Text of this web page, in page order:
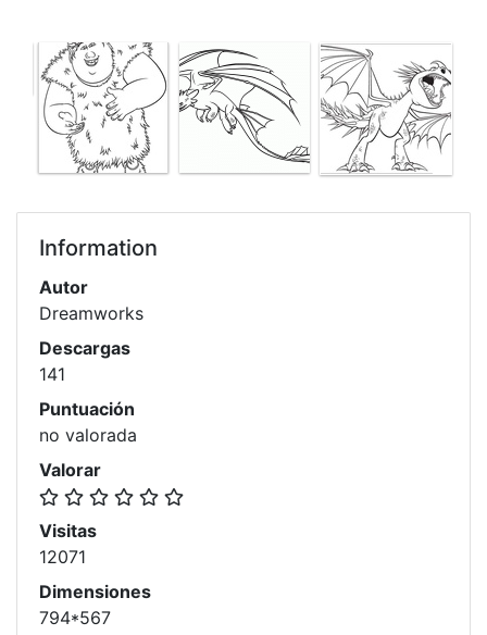
Information
Autor
Dreamworks
Descargas
141
Puntuación
no valorada
Valorar
Visitas
12071
Dimensiones
794*567